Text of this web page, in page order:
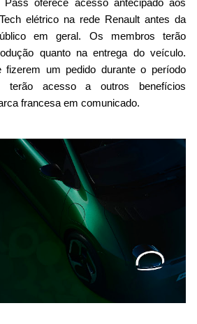
oferece acesso antecipado aos
elétrico na rede Renault antes da
em geral. Os membros terão
quanto na entrega do veículo.
fizerem um pedido durante o período
terão acesso a outros benefícios
francesa em comunicado.